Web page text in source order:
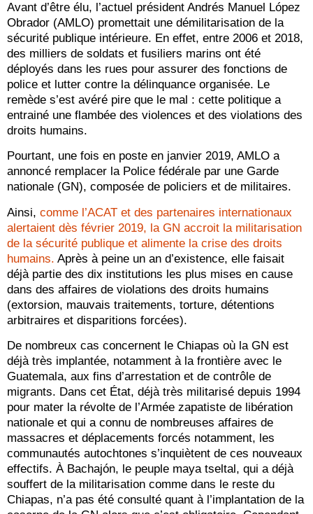
Avant d’être élu, l’actuel président Andrés Manuel López
Obrador (AMLO) promettait une démilitarisation de la
sécurité publique intérieure. En effet, entre 2006 et 2018,
des milliers de soldats et fusiliers marins ont été
déployés dans les rues pour assurer des fonctions de
police et lutter contre la délinquance organisée. Le
remède s’est avéré pire que le mal : cette politique a
entrainé une flambée des violences et des violations des
droits humains.
Pourtant, une fois en poste en janvier 2019, AMLO a
annoncé remplacer la Police fédérale par une Garde
nationale (GN), composée de policiers et de militaires.
Ainsi, comme l’ACAT et des partenaires internationaux
alertaient dès février 2019, la GN accroit la militarisation
de la sécurité publique et alimente la crise des droits
humains. Après à peine un an d’existence, elle faisait
déjà partie des dix institutions les plus mises en cause
dans des affaires de violations des droits humains
(extorsion, mauvais traitements, torture, détentions
arbitraires et disparitions forcées).
De nombreux cas concernent le Chiapas où la GN est
déjà très implantée, notamment à la frontière avec le
Guatemala, aux fins d’arrestation et de contrôle de
migrants. Dans cet État, déjà très militarisé depuis 1994
pour mater la révolte de l’Armée zapatiste de libération
nationale et qui a connu de nombreuses affaires de
massacres et déplacements forcés notamment, les
communautés autochtones s’inquiètent de ces nouveaux
effectifs. À Bachajón, le peuple maya tseltal, qui a déjà
souffert de la militarisation comme dans le reste du
Chiapas, n’a pas été consulté quant à l’implantation de la